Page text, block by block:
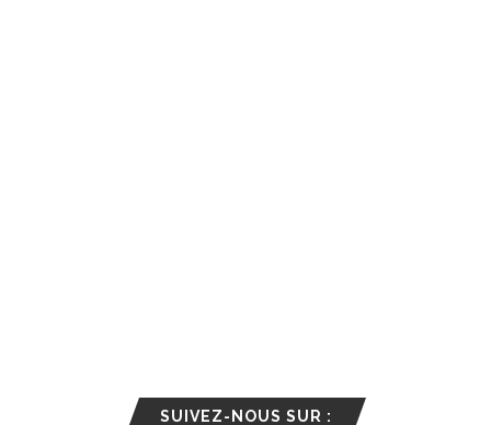
SUIVEZ-NOUS SUR :